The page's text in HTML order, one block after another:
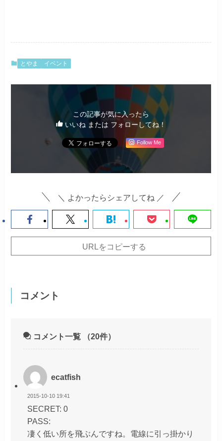
とやま イベント
この記事が気に入ったら
いいね または フォローしてね！
Follow Me
＼ よかったらシェアしてね ／
URLをコピーする
コメント
コメント一覧 （20件）
ecatfish
2015-10-10 19:41
SECRET: 0
PASS:
凄く低い所を飛ぶんですね。電線に引っ掛かり